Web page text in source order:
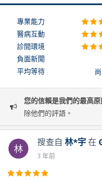
專業能力
醫病互動
診間環境
負面新聞
平均等待
您的信賴是我們的最高
除他們的評語。
林
搜查自 林*宇在
3 年前